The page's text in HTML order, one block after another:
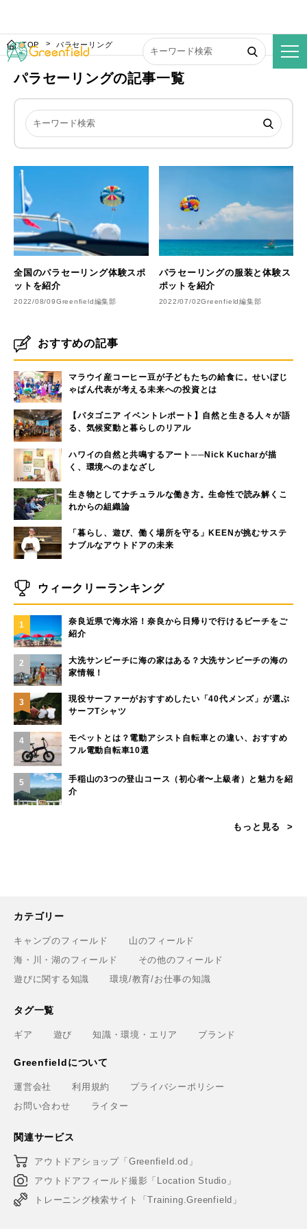
TOP パラセーリング
パラセーリングの記事一覧
全国のパラセーリング体験スポ
ットを紹介
2022/08/09Greenfield編集部
パラセーリングの服装と体験ス
ポットを紹介
2022/07/02Greenfield編集部
おすすめの記事
マラウイ産コーヒー豆が子どもたちの給食に。せいぼじ
ゃぱん代表が考える未来への投資とは
【パタゴニア イベントレポート】自然と生きる人々が語
る、気候変動と暮らしのリアル
ハワイの自然と共鳴するアート──Nick Kucharが描
く、環境へのまなざし
生き物としてナチュラルな働き方。生命性で読み解くこ
れからの組織論
「暮らし、遊び、働く場所を守る」KEENが挑むサステ
ナブルなアウトドアの未来
ウィークリーランキング
1
奈良近県で海水浴！奈良から日帰りで行けるビーチをご
紹介
2
大洗サンビーチに海の家はある？大洗サンビーチの海の
家情報！
3
現役サーファーがおすすめしたい「40代メンズ」が選ぶ
サーフTシャツ
4
モペットとは？電動アシスト自転車との違い、おすすめ
フル電動自転車10選
5
手稲山の3つの登山コース（初心者〜上級者）と魅力を紹
介
もっと見る
カテゴリー
キャンプのフィールド
山のフィールド
海・川・湖のフィールド
その他のフィールド
遊びに関する知識
環境/教育/お仕事の知識
タグ一覧
ギア 遊び 知識・環境・エリア ブランド
Greenfieldについて
運営会社 利用規約
プライバシーポリシー
お問い合わせ
ライター
関連サービス
アウトドアショップ「Greenfield.od」
アウトドアフィールド撮影「Location Studio」
トレーニング検索サイト「Training.Greenfield」